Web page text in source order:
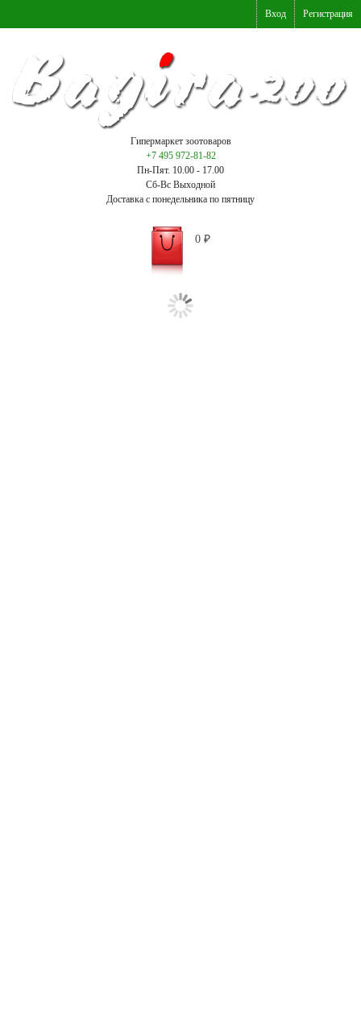
Вход Регистрация
Гипермаркет зоотоваров
+7 495 972-81-82
Пн-Пят. 10.00 - 17.00
Сб-Вс Выходной
Доставка с понедельника по пятницу
0 ₽